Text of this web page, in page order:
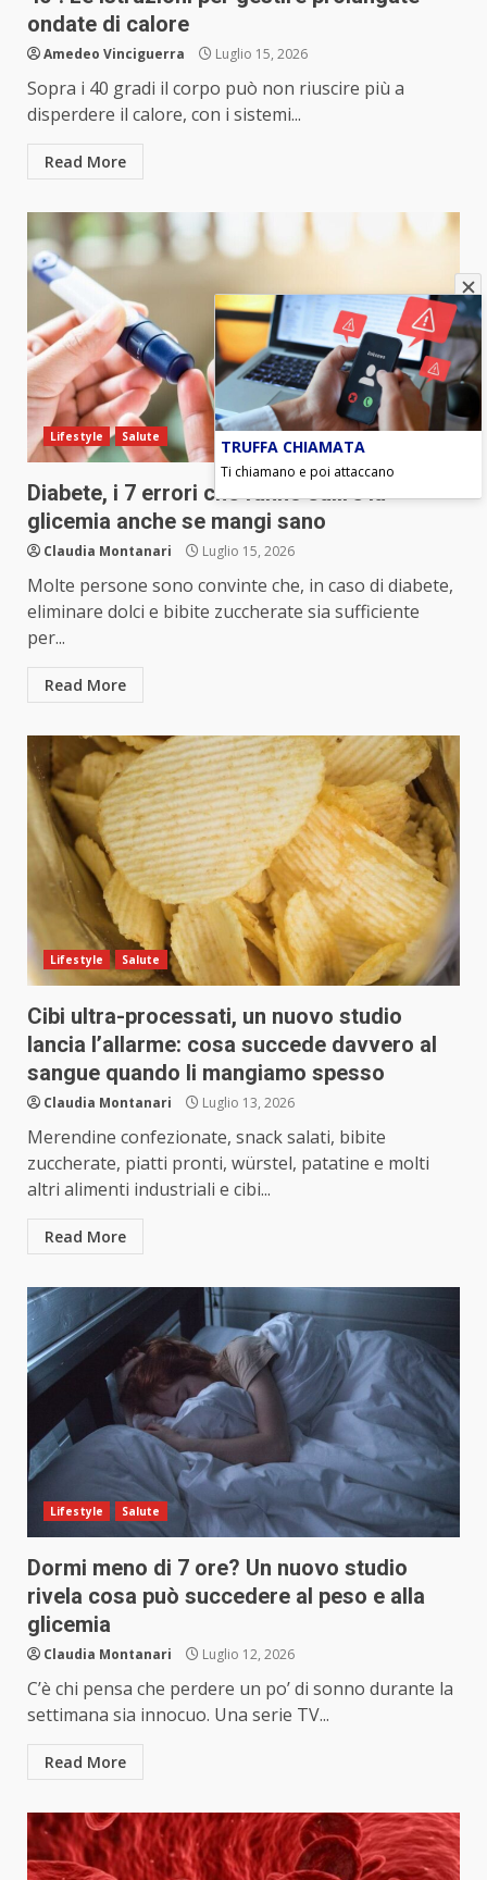
ondate di calore
Amedeo Vinciguerra Luglio 15, 2026
Sopra i 40 gradi il corpo può non riuscire più a
disperdere il calore, con i sistemi...
Read More
Lifestyle Salute
Diabete, i 7 errori che fanno salire la
glicemia anche se mangi sano
Claudia Montanari Luglio 15, 2026
Molte persone sono convinte che, in caso di diabete,
eliminare dolci e bibite zuccherate sia sufficiente
per...
Read More
Lifestyle Salute
Cibi ultra-processati, un nuovo studio
lancia l’allarme: cosa succede davvero al
sangue quando li mangiamo spesso
Claudia Montanari Luglio 13, 2026
Merendine confezionate, snack salati, bibite
zuccherate, piatti pronti, würstel, patatine e molti
altri alimenti industriali e cibi...
Read More
Lifestyle Salute
Dormi meno di 7 ore? Un nuovo studio
rivela cosa può succedere al peso e alla
glicemia
Claudia Montanari Luglio 12, 2026
C’è chi pensa che perdere un po’ di sonno durante la
settimana sia innocuo. Una serie TV...
Read More
TRUFFA CHIAMATA
Ti chiamano e poi attaccano